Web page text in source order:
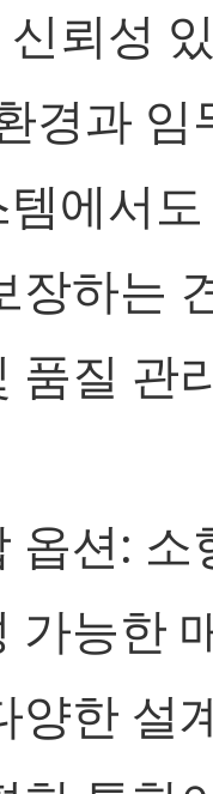
뢰성
경과 임
에서
장하는
품질 관
옵션: 소
가능한
양한 설